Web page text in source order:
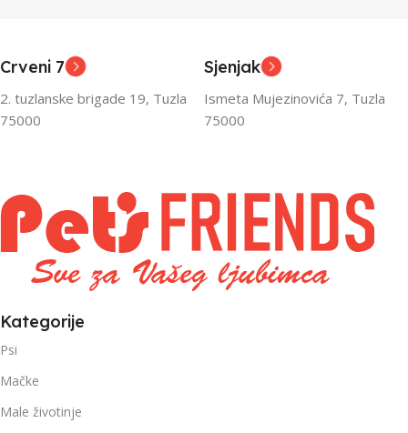
FILTRIRAJ PO TEŽINI
1kg – 3kg
FILTRIRAJ PO TEŽINI
Crveni 7
2. tuzlanske brigade 19, Tuzla
75000
Sjenjak
Ismeta Mujezinovića 7, Tuzla
75000
Kategorije
Psi
Mačke
Male životinje